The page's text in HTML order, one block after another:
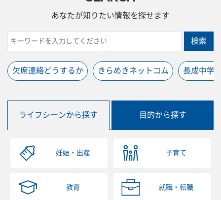
あなたが知りたい情報を探せます
検索
欠席連絡どうするか きらめきネットコム 長成中学
ライフシーンから探す 目的から探す
妊娠・出産 子育て
教育 就職・転職